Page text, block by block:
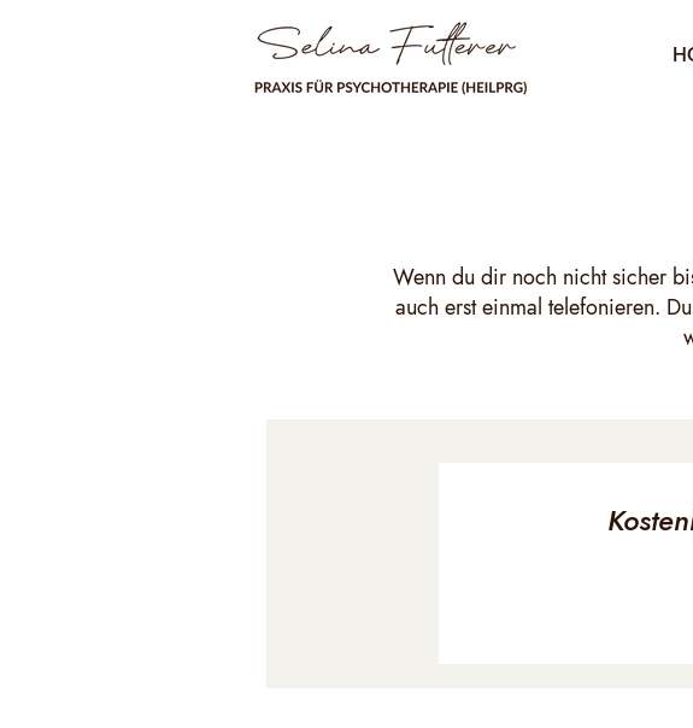
Wenn du dir noch nicht sicher
auch erst einmal telefonieren.